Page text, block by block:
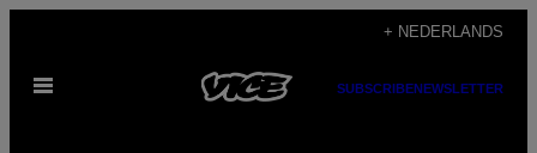
de
+ NEDERLANDS
Open
SUBSCRIBENEWSLETTER